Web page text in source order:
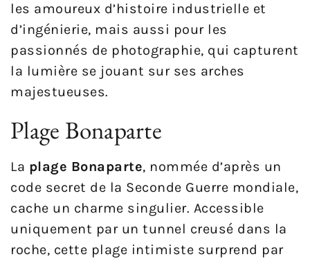
les amoureux d’histoire industrielle et
d’ingénierie, mais aussi pour les
passionnés de photographie, qui capturent
la lumière se jouant sur ses arches
majestueuses.
Plage Bonaparte
La plage Bonaparte, nommée d’après un
code secret de la Seconde Guerre mondiale,
cache un charme singulier. Accessible
uniquement par un tunnel creusé dans la
roche, cette plage intimiste surprend par